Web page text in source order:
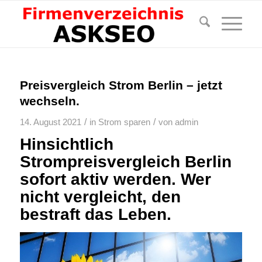
Preisvergleich Strom Berlin – jetzt
wechseln.
14. August 2021 / in Strom sparen / von admin
Hinsichtlich
Strompreisvergleich Berlin
sofort aktiv werden. Wer
nicht vergleicht, den
bestraft das Leben.